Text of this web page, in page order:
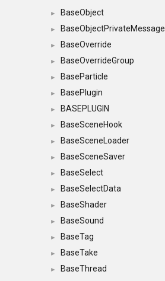
► BaseObject
► BaseObjectPrivateMessage
► BaseOverride
► BaseOverrideGroup
► BaseParticle
► BasePlugin
► BASEPLUGIN
► BaseSceneHook
► BaseSceneLoader
► BaseSceneSaver
► BaseSelect
► BaseSelectData
► BaseShader
► BaseSound
► BaseTag
► BaseTake
►
BaseThread